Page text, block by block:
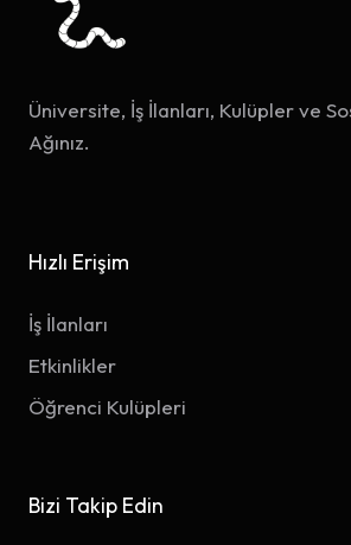
Üniversite, İş İlanları, Kulüpler ve
Ağınız.
Hızlı Erişim
İş İlanları
Etkinlikler
Öğrenci Kulüpleri
Bizi Takip Edin